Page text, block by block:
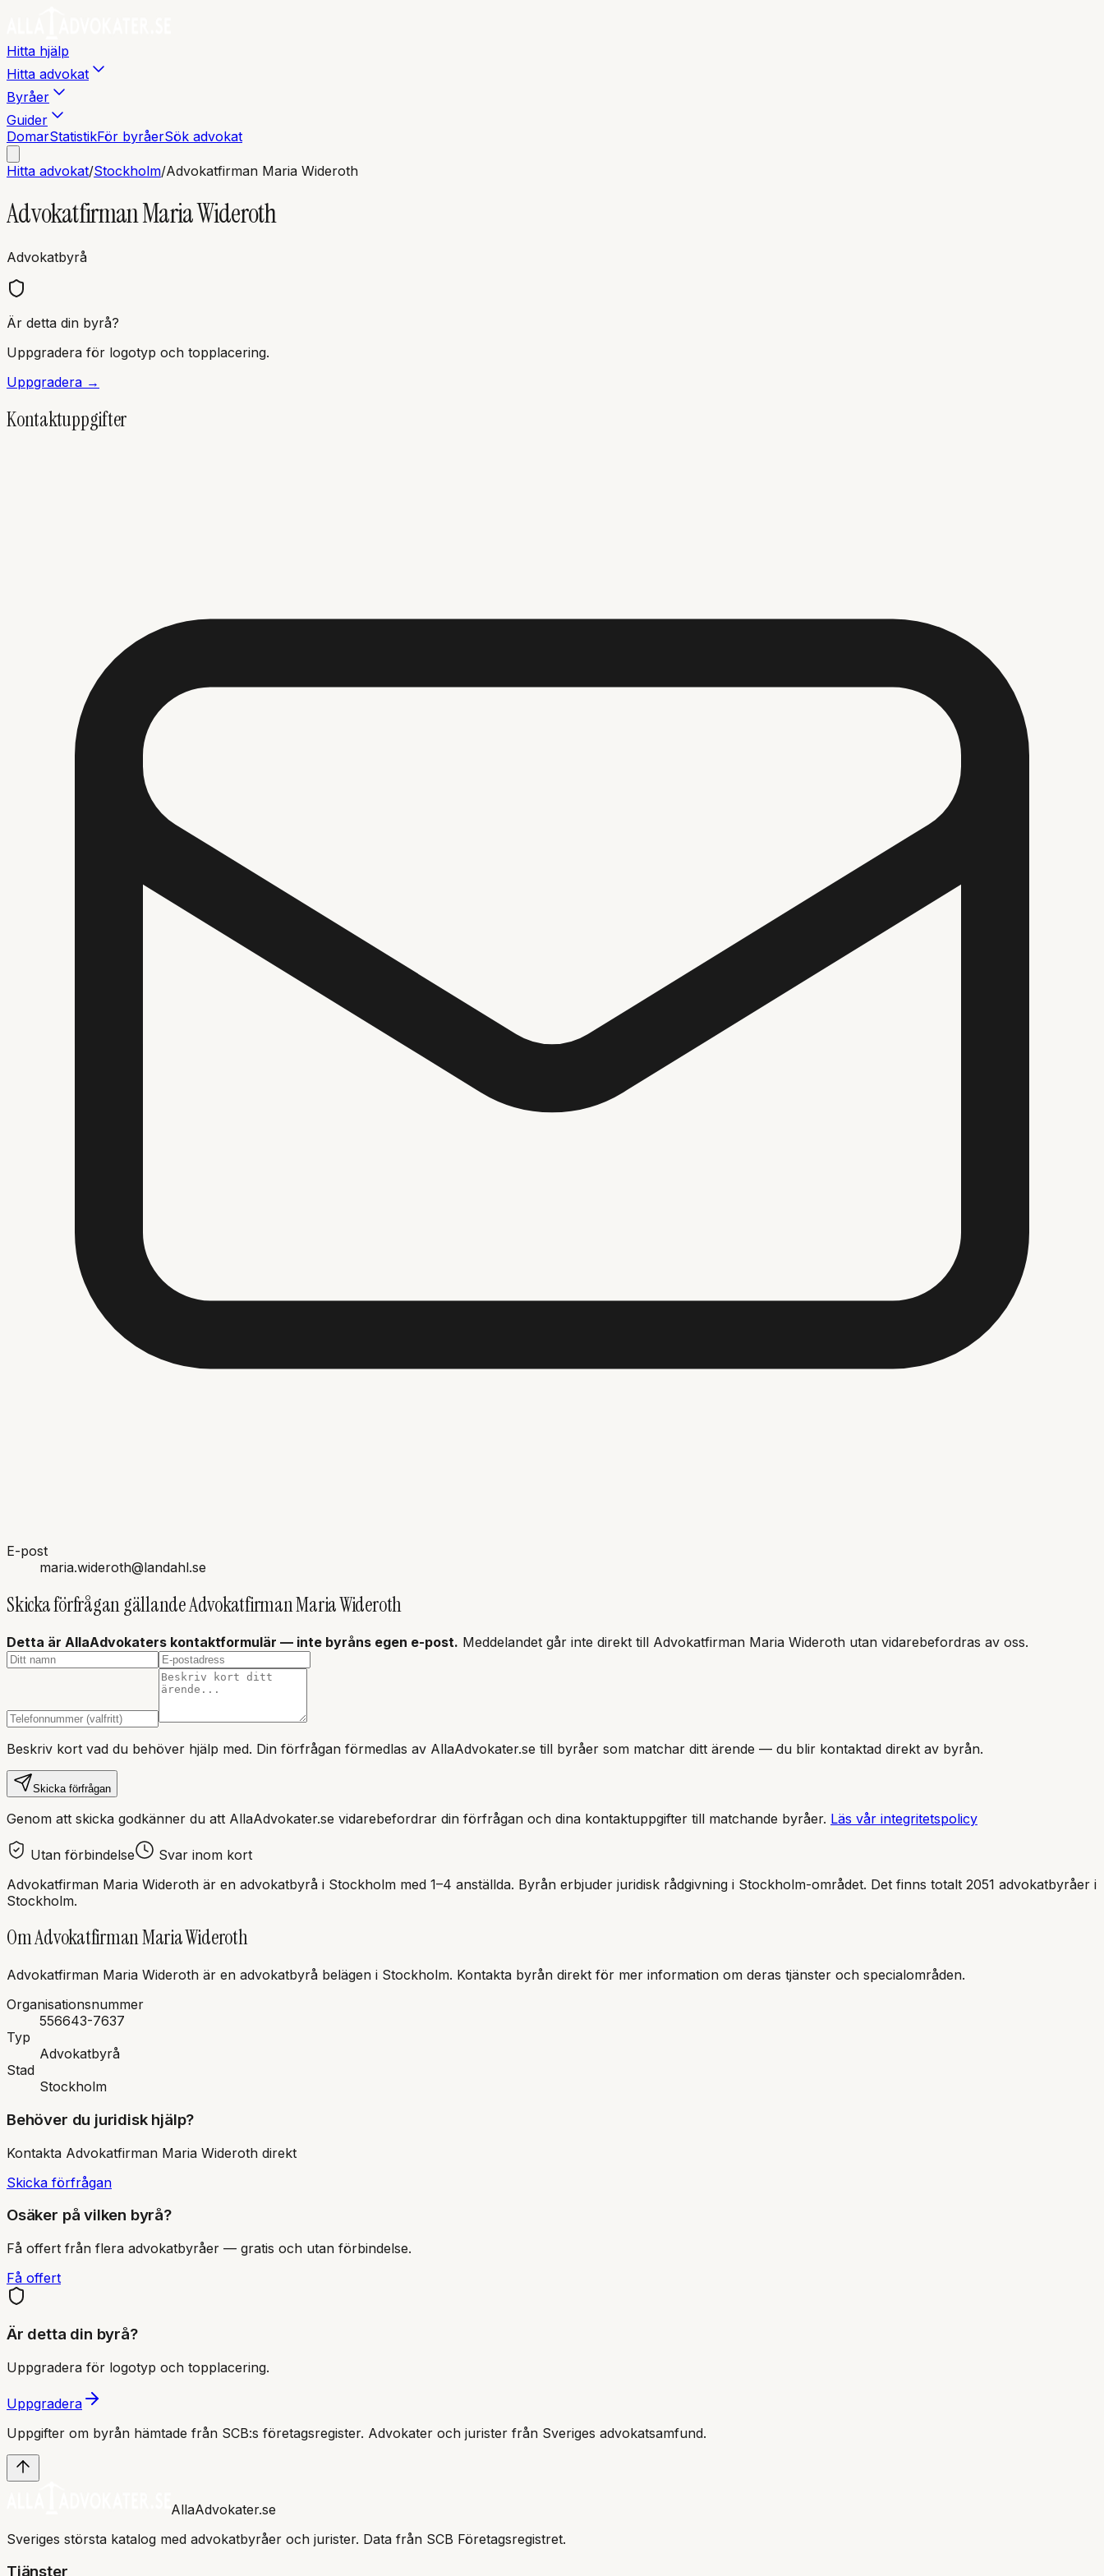
Hitta hjälp
Hitta advokat
Byråer
Guider
DomarStatistikFör byråerSök advokat
Hitta advokat/Stockholm/Advokatfirman Maria Wideroth
Advokatfirman Maria Wideroth
Advokatbyrå
Är detta din byrå?
Uppgradera för logotyp och topplacering.
Uppgradera →
Kontaktuppgifter
E-post
maria.wideroth@landahl.se
Skicka förfrågan gällandeAdvokatfirman Maria Wideroth
Detta är AllaAdvokaters kontaktformulär — inte byråns egen e-post. Meddelandet går inte direkt till Advokatfirman Maria Wideroth utan vidarebefordras av oss.
Beskriv kort vad du behöver hjälp med. Din förfrågan förmedlas av AllaAdvokater.se till byråer som matchar ditt ärende — du blir kontaktad direkt av byrån.
Skicka förfrågan
Genom att skicka godkänner du att AllaAdvokater.se vidarebefordrar din förfrågan och dina kontaktuppgifter till matchande byråer. Läs vår integritetspolicy
Utan förbindelse
Svar inom kort
Advokatfirman Maria Wideroth är en advokatbyrå i Stockholm med 1–4 anställda. Byrån erbjuder juridisk rådgivning i Stockholm-området. Det finns totalt 2051 advokatbyråer i
Stockholm.
OmAdvokatfirman Maria Wideroth
Advokatfirman Maria Wideroth är en advokatbyrå belägen i Stockholm. Kontakta byrån direkt för mer information om deras tjänster och specialområden.
Organisationsnummer
556643-7637
Typ
Advokatbyrå
Stad
Stockholm
Behöver du juridisk hjälp?
Kontakta Advokatfirman Maria Wideroth direkt
Skicka förfrågan
Osäker på vilken byrå?
Få offert från flera advokatbyråer — gratis och utan förbindelse.
Få offert
Är detta din byrå?
Uppgradera för logotyp och topplacering.
Uppgradera
Uppgifter om byrån hämtade från SCB:s företagsregister. Advokater och jurister från Sveriges advokatsamfund.
AllaAdvokater.se
Sveriges största katalog med advokatbyråer och jurister. Data från SCB Företagsregistret.
Tjänster